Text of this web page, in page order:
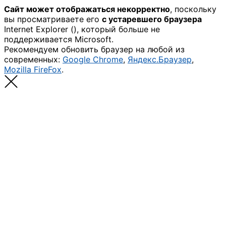
Сайт может отображаться некорректно, поскольку
вы просматриваете его с устаревшего браузера
Internet Explorer (), который больше не
поддерживается Microsoft.
Рекомендуем обновить браузер на любой из
современных: Google Chrome, Яндекс.Браузер,
Mozilla FireFox.